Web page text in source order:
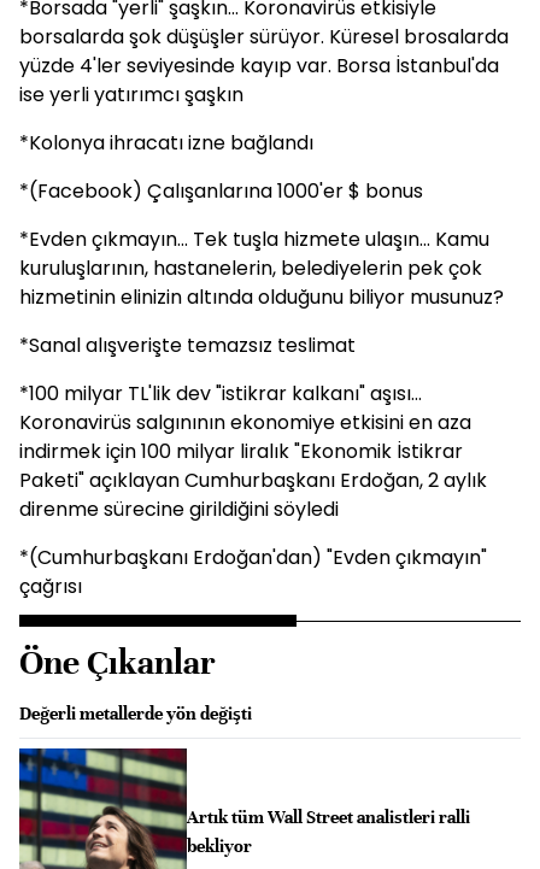
*Borsada "yerli" şaşkın... Koronavirüs etkisiyle
borsalarda şok düşüşler sürüyor. Küresel brosalarda
yüzde 4'ler seviyesinde kayıp var. Borsa İstanbul'da
ise yerli yatırımcı şaşkın
*Kolonya ihracatı izne bağlandı
*(Facebook) Çalışanlarına 1000'er $ bonus
*Evden çıkmayın... Tek tuşla hizmete ulaşın... Kamu
kuruluşlarının, hastanelerin, belediyelerin pek çok
hizmetinin elinizin altında olduğunu biliyor musunuz?
*Sanal alışverişte temazsız teslimat
*100 milyar TL'lik dev "istikrar kalkanı" aşısı...
Koronavirüs salgınının ekonomiye etkisini en aza
indirmek için 100 milyar liralık "Ekonomik İstikrar
Paketi" açıklayan Cumhurbaşkanı Erdoğan, 2 aylık
direnme sürecine girildiğini söyledi
*(Cumhurbaşkanı Erdoğan'dan) "Evden çıkmayın"
çağrısı
Öne Çıkanlar
Değerli metallerde yön değişti
Artık tüm Wall Street analistleri ralli
bekliyor